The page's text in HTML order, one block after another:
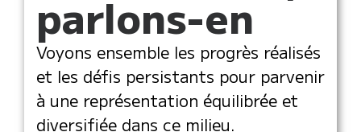
parlons-en
Voyons ensemble les progrès réalisés
et les défis persistants pour parvenir
à une représentation équilibrée et
diversifiée dans ce milieu.